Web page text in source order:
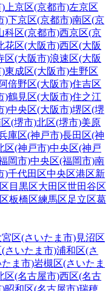
) 上京区(京都市)左京区
)下京区(京都市)南区(京
科区(京都市)西京区(京
花区(大阪市)西区(大阪
区(大阪市)浪速区(大阪
)東成区(大阪市)生野区
阿倍野区(大阪市)住吉区
)鶴見区(大阪市)住之江
)中央区(大阪市)堺区(堺
(堺市)北区(堺市)美原
庫区(神戸市)長田区(神
区(神戸市)中央区(神戸
岡市)中央区(福岡市)南
)千代田区中央区港区新
目黒区大田区世田谷区
板橋区練馬区足立区葛
宮区(さいたま市)見沼区
さいたま市)浦和区(さ
ま市)岩槻区(さいたま
区(名古屋市)西区(名古
)昭和区(名古屋市)瑞穂